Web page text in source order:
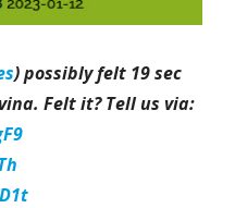
) possibly felt 19 sec
Felt it? Tell us via: